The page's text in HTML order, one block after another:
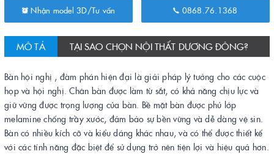
Nhận model 3D/Tư vấn 0868.76.1368
MÔ TẢ TẠI SAO CHỌN NỘI THẤT DƯƠNG ĐÔNG?
Bàn hội nghị , đàm phán hiện đại là giải pháp lý tưởng cho các cuộc
họp và hội nghị. Chân bàn được làm từ sắt, có khả năng chịu lực và
giữ vững được trọng lượng của bàn. Bề mặt bàn được phủ lớp
melamine chống trầy xước, đảm bảo sự bền vững và dễ dàng vệ sin.
Bàn có nhiều kích cỡ và kiểu dáng khác nhau, và có thể được thiết kế
với các tính năng đặc biệt để sử dụng trở nên tiện lợi và hiệu quả hơn.